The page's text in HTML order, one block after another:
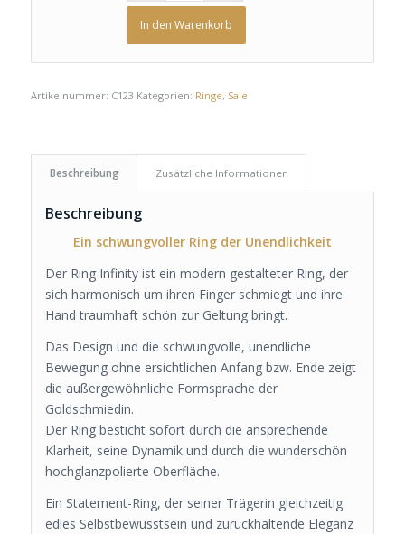
In den Warenkorb
Artikelnummer: C123 Kategorien: Ringe, Sale
Beschreibung Zusätzliche Informationen
Beschreibung
Ein schwungvoller Ring der Unendlichkeit
Der Ring Infinity ist ein modern gestalteter Ring, der
sich harmonisch um ihren Finger schmiegt und ihre
Hand traumhaft schön zur Geltung bringt.
Das Design und die schwungvolle, unendliche
Bewegung ohne ersichtlichen Anfang bzw. Ende zeigt
die außergewöhnliche Formsprache der
Goldschmiedin.
Der Ring besticht sofort durch die ansprechende
Klarheit, seine Dynamik und durch die wunderschön
hochglanzpolierte Oberfläche.
Ein Statement-Ring, der seiner Trägerin gleichzeitig
edles Selbstbewusstsein und zurückhaltende Eleganz